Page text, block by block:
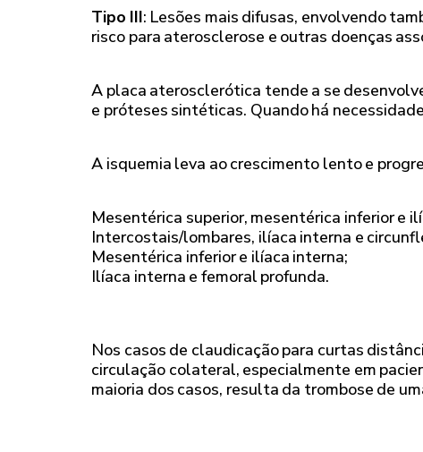
Tipo III: Lesões mais difusas, envolvendo
risco para aterosclerose e outras doenças
A placa aterosclerótica tende a se
e próteses sintéticas. Quando há
A isquemia leva ao crescimento lento e
Mesentérica superior, mesentérica inferior e
Intercostais/lombares, ilíaca interna e
Mesentérica inferior e ilíaca interna;
Ilíaca interna e femoral profunda.
Nos casos de claudicação para curtas
circulação colateral, especialmente em
maioria dos casos, resulta da trombose de